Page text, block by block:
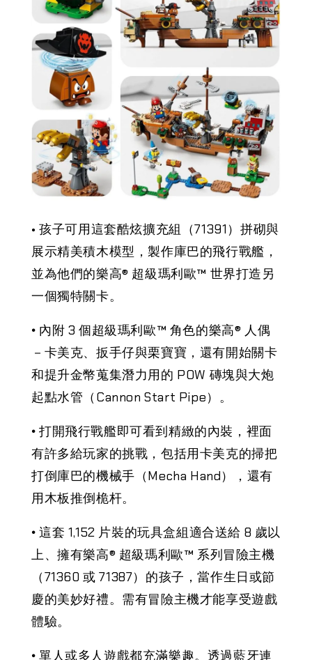
•孩子可用這套酷炫擴充組（71391）拼砌與
展示精美積木模型，製作庫巴的飛行戰艦，
並為他們的樂高® 超級瑪利歐™ 世界打造另
一個獨特關卡。
• 內附 3 個超級瑪利歐™ 角色的樂高® 人偶
－卡美克、扳手仔與栗寶寶，還有開始關卡
和提升金幣蒐集潛力用的 POW 磚塊與大炮
起點水管（Cannon Start Pipe）。
• 打開飛行戰艦即可看到精緻的內裝，裡面
有許多給玩家的挑戰，包括用卡美克的掃把
打倒庫巴的機械手（Mecha Hand），還有
用木板推倒桅杆。
• 這套 1,152 片裝的玩具盒組適合送給 8 歲以
上、擁有樂高® 超級瑪利歐™ 系列冒險主機
（71360 或 71387）的孩子，當作生日或節
慶的美妙好禮。需有冒險主機才能享受遊戲
體驗。
• 單人或多人遊戲都充滿樂趣。透過藍牙連